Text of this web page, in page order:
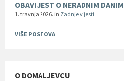
OBAVIJEST O NERADNIM
1. travnja 2026. in Zadnje vijesti
VIŠE POSTOVA
O DOMALJEVCU